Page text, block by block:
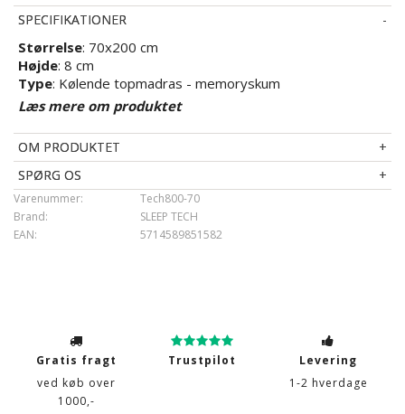
SPECIFIKATIONER
Størrelse: 70x200 cm
Højde: 8 cm
Type: Kølende topmadras - memoryskum
Zoner: 7 støttende zoner
: 80 mm - Memoryskum - trykaflastende og formbar
Fasthed: Medium
Kernekvalitet: 50kg/m3
Betræk: 40% kølende PE og 60% silikoniserede
polyesterfibre - Allergivenlig og antibakterielt
Vask
: 40° - Aftageligt betræk
Brand
: SLEEP TECH by Borg
Læs mere om produktet
OM PRODUKTET
SPØRG OS
Tech800-70
Varenummer:
SLEEP TECH
Brand:
5714589851582
EAN:
Gratis fragt
ved køb over
1000,-
Trustpilot
Levering
1-2 hverdage